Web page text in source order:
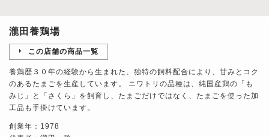
瀧田養鶏場
この店舗の商品一覧
養鶏歴３０年の経験から生まれた、独特の飼料配合により、甘みとコク
のあるたまごを生産しています。 ニワトリの品種は、純国産鶏の「も
みじ」と「さくら」を飼育し、たまごだけではなく、たまごを使った加
工品も手掛けています。
創業年：1978